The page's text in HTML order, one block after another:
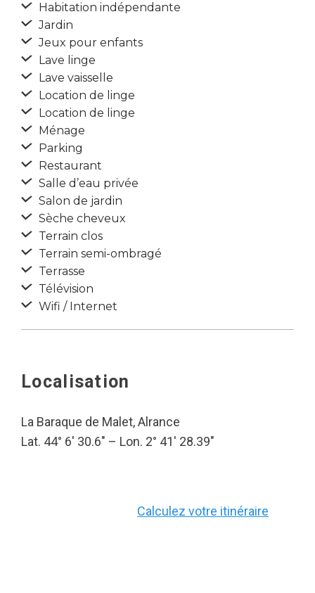
Habitation indépendante
Jardin
Jeux pour enfants
Lave linge
Lave vaisselle
Location de linge
Location de linge
Ménage
Parking
Restaurant
Salle d’eau privée
Salon de jardin
Sèche cheveux
Terrain clos
Terrain semi-ombragé
Terrasse
Télévision
Wifi / Internet
Localisation
La Baraque de Malet, Alrance
Lat. 44° 6′ 30.6″ – Lon. 2° 41′ 28.39″
Calculez votre itinéraire